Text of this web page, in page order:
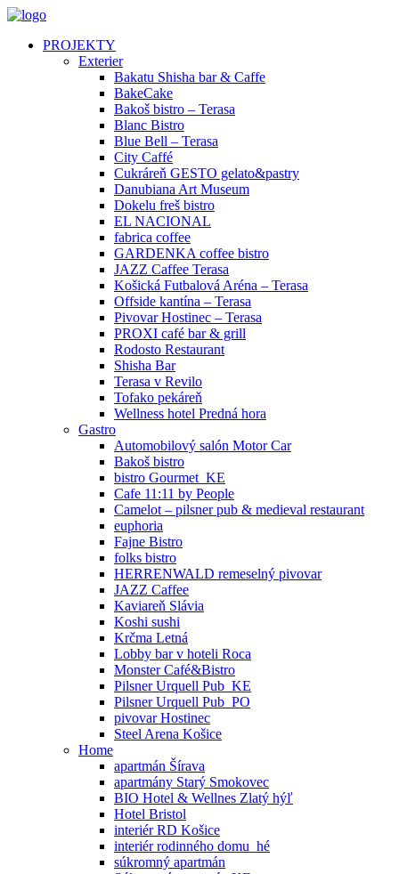
PROJEKTY
Exterier
Bakatu Shisha bar & Caffe
BakeCake
Bakoš bistro – Terasa
Blanc Bistro
Blue Bell – Terasa
City Caffé
Cukráreň GESTO gelato&pastry
Danubiana Art Museum
Dokelu freš bistro
EL NACIONAL
fabrica coffee
GARDENKA coffee bistro
JAZZ Caffee Terasa
Košická Futbalová Aréna – Terasa
Offside kantína – Terasa
Pivovar Hostinec – Terasa
PROXI café bar & grill
Rodosto Restaurant
Shisha Bar
Terasa v Revilo
Tofako pekáreň
Wellness hotel Predná hora
Gastro
Automobilový salón Motor Car
Bakoš bistro
bistro Gourmet_KE
Cafe 11:11 by People
Camelot – pilsner pub & medieval restaurant
euphoria
Fajne Bistro
folks bistro
HERRENWALD remeselný pivovar
JAZZ Caffee
Kaviareň Slávia
Koshi sushi
Krčma Letná
Lobby bar v hoteli Roca
Monster Café&Bistro
Pilsner Urquell Pub_KE
Pilsner Urquell Pub_PO
pivovar Hostinec
Steel Arena Košice
Home
apartmán Šírava
apartmány Starý Smokovec
BIO Hotel & Wellnes Zlatý hýľ
Hotel Bristol
interiér RD Košice
interiér rodinného domu_hé
súkromný apartmán